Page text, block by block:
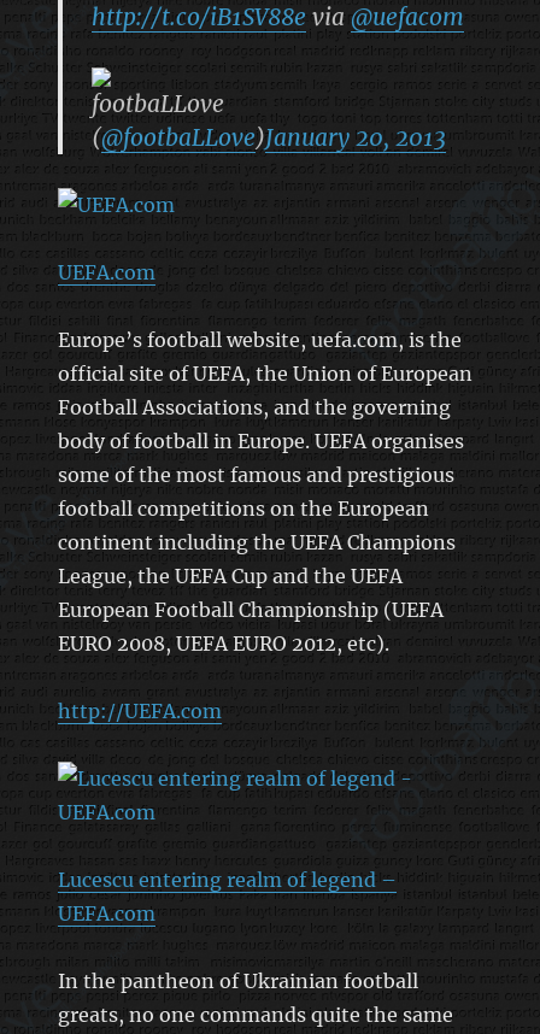
http://t.co/iB1SV88e via @uefacom
footbaLLove
(@footbaLLove)January 20, 2013
UEFA.com
Europe’s football website, uefa.com, is the
official site of UEFA, the Union of European
Football Associations, and the governing
body of football in Europe. UEFA organises
some of the most famous and prestigious
football competitions on the European
continent including the UEFA Champions
League, the UEFA Cup and the UEFA
European Football Championship (UEFA
EURO 2008, UEFA EURO 2012, etc).
http://UEFA.com
Lucescu entering realm of legend –
UEFA.com
In the pantheon of Ukrainian football
greats, no one commands quite the same